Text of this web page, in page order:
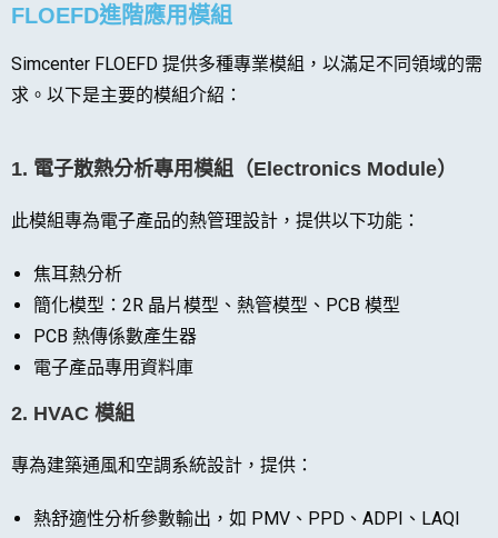
FLOEFD進階應用模組
Simcenter FLOEFD 提供多種專業模組，以滿足不同領域的需
求。以下是主要的模組介紹：
1. 電子散熱分析專用模組（Electronics Module）
此模組專為電子產品的熱管理設計，提供以下功能：
焦耳熱分析
簡化模型：2R 晶片模型、熱管模型、PCB 模型
PCB 熱傳係數產生器
電子產品專用資料庫
2. HVAC 模組
專為建築通風和空調系統設計，提供：
熱舒適性分析參數輸出，如 PMV、PPD、ADPI、LAQI